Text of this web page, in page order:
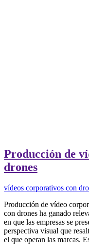
Producción de
drones
vídeos corporativos con
Producción de vídeo
con drones ha ganado
en que las empresas se
perspectiva visual que
el que operan las marcas.